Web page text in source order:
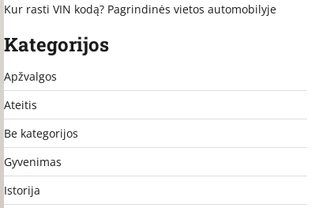
Kur rasti VIN kodą? Pagrindinės vietos automobilyje
Kategorijos
Apžvalgos
Ateitis
Be kategorijos
Gyvenimas
Istorija